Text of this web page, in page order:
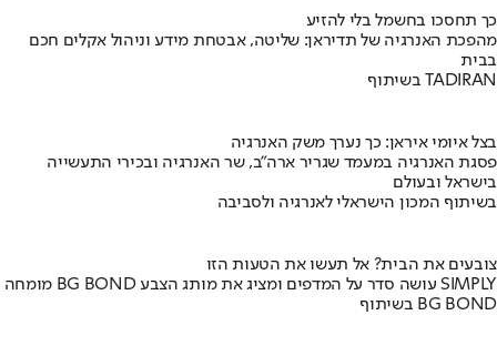
כך תחסכו בחשמל בלי להזיע
מהפכת האנרגיה של תדיראן: שליטה, אבטחת מידע וניהול אקלים חכם
בבית
בשיתוף TADIRAN
בצל איומי איראן: כך נערך משק האנרגיה
פסגת האנרגיה במעמד שגריר ארה"ב, שר האנרגיה ובכירי התעשייה
בישראל ובעולם
בשיתוף המכון הישראלי לאנרגיה ולסביבה
צובעים את הבית? אל תעשו את הטעות הזו
מומחה BG BOND עושה סדר על המדפים ומציג את מותג הצבע SIMPLY
בשיתוף BG BOND